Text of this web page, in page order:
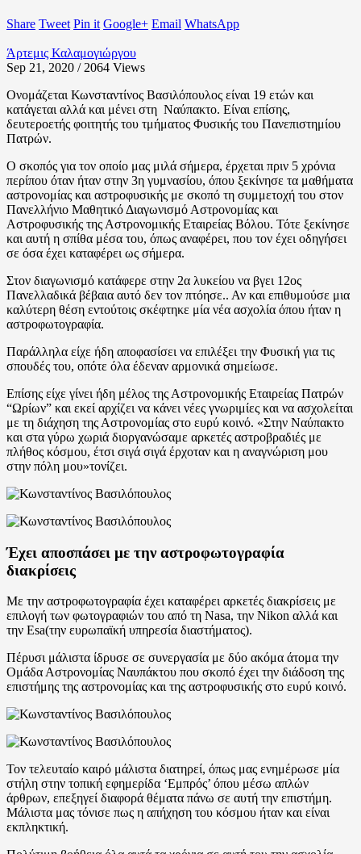
Share Tweet Pin it Google+ Email WhatsApp
Άρτεμις Καλαμογιώργου
Sep 21, 2020 / 2064 Views
Ονομάζεται Κωνσταντίνος Βασιλόπουλος είναι 19 ετών και
κατάγεται αλλά και μένει στη Ναύπακτο. Είναι επίσης,
δευτεροετής φοιτητής του τμήματος Φυσικής του Πανεπιστημίου
Πατρών.
Ο σκοπός για τον οποίο μας μιλά σήμερα, έρχεται πριν 5 χρόνια
περίπου όταν ήταν στην 3η γυμνασίου, όπου ξεκίνησε τα μαθήματα
αστρονομίας και αστροφυσικής με σκοπό τη συμμετοχή του στον
Πανελλήνιο Μαθητικό Διαγωνισμό Αστρονομίας και
Αστροφυσικής της Αστρονομικής Εταιρείας Βόλου. Τότε ξεκίνησε
και αυτή η σπίθα μέσα του, όπως αναφέρει, που τον έχει οδηγήσει
σε όσα έχει καταφέρει ως σήμερα.
Στον διαγωνισμό κατάφερε στην 2α λυκείου να βγει 12ος
Πανελλαδικά βέβαια αυτό δεν τον πτόησε.. Αν και επιθυμούσε μια
καλύτερη θέση εντούτοις σκέφτηκε μία νέα ασχολία όπου ήταν η
αστροφωτογραφία.
Παράλληλα είχε ήδη αποφασίσει να επιλέξει την Φυσική για τις
σπουδές του, οπότε όλα έδεναν αρμονικά σημείωσε.
Επίσης είχε γίνει ήδη μέλος της Αστρονομικής Εταιρείας Πατρών
“Ωρίων” και εκεί αρχίζει να κάνει νέες γνωριμίες και να ασχολείται
με τη διάχηση της Αστρονομίας στο ευρύ κοινό. «Στην Ναύπακτο
και στα γύρω χωριά διοργανώσαμε αρκετές αστροβραδιές με
πλήθος κόσμου, έτσι σιγά σιγά έρχοταν και η αναγνώριση μου
στην πόλη μου»τονίζει.
Έχει αποσπάσει με την αστροφωτογραφία
διακρίσεις
Με την αστροφωτογραφία έχει καταφέρει αρκετές διακρίσεις με
επιλογή των φωτογραφιών του από τη Nasa, την Nikon αλλά και
την Esa(την ευρωπαϊκή υπηρεσία διαστήματος).
Πέρυσι μάλιστα ίδρυσε σε συνεργασία με δύο ακόμα άτομα την
Ομάδα Αστρονομίας Ναυπάκτου που σκοπό έχει την διάδοση της
επιστήμης της αστρονομίας και της αστροφυσικής στο ευρύ κοινό.
Τον τελευταίο καιρό μάλιστα διατηρεί, όπως μας ενημέρωσε μία
στήλη στην τοπική εφημερίδα ‘Εμπρός’ όπου μέσω απλών
άρθρων, επεξηγεί διαφορά θέματα πάνω σε αυτή την επιστήμη.
Μάλιστα μας τόνισε πως η απήχηση του κόσμου ήταν και είναι
εκπληκτική.